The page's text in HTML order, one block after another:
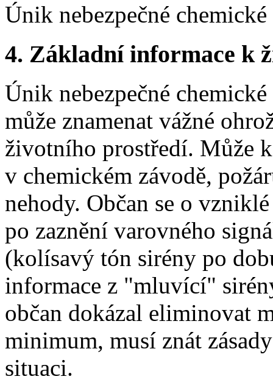
Únik nebezpečné
4. Základní informace k
Únik nebezpečné
může znamenat vážné
životního prostředí. Může
v chemickém závodě,
nehody. Občan se o
po zaznění varovného
(kolísavý tón sirény po
informace z "mluvící"
občan dokázal eliminovat
minimum, musí znát
situaci.